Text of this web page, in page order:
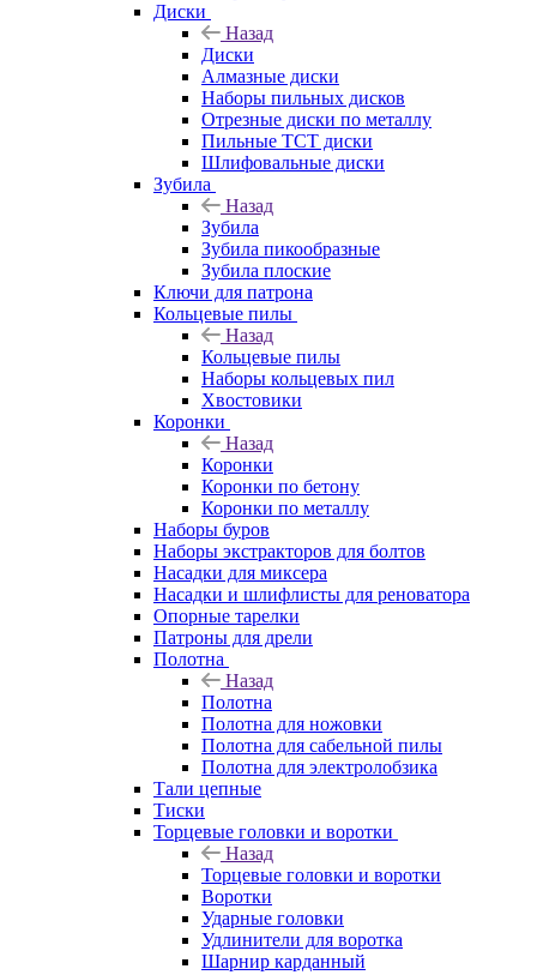
Диски
Назад
Диски
Алмазные диски
Наборы пильных дисков
Отрезные диски по металлу
Пильные TCT диски
Шлифовальные диски
Зубила
Назад
Зубила
Зубила пикообразные
Зубила плоские
Ключи для патрона
Кольцевые пилы
Назад
Кольцевые пилы
Наборы кольцевых пил
Хвостовики
Коронки
Назад
Коронки
Коронки по бетону
Коронки по металлу
Наборы буров
Наборы экстракторов для болтов
Насадки для миксера
Насадки и шлифлисты для реноватора
Опорные тарелки
Патроны для дрели
Полотна
Назад
Полотна
Полотна для ножовки
Полотна для сабельной пилы
Полотна для электролобзика
Тали цепные
Тиски
Торцевые головки и воротки
Назад
Торцевые головки и воротки
Воротки
Ударные головки
Удлинители для воротка
Шарнир карданный